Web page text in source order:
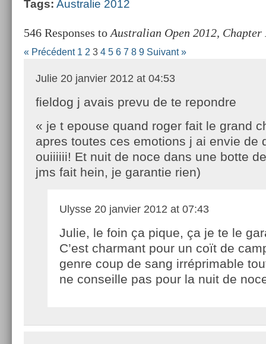
Tags: Australie 2012
546 Responses to Australian Open 2012,
« Précédent 1 2 3 4 5 6 7 8 9 Suivant »
Julie 20 janvier 2012 at 04:53
fieldog j avais prevu de te repondre
« je t epouse quand roger fait le grand
apres toutes ces emotions j ai envie de
ouiiiiii! Et nuit de noce dans une botte
jms fait hein, je garantie rien)
Ulysse 20 janvier 2012 at 07:43
Julie, le foin ça pique, ça je te le
C’est charmant pour un coït de
genre coup de sang irréprimable
ne conseille pas pour la nuit de